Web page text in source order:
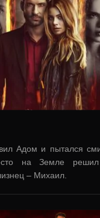
Адом и пытался
на Земле
– Михаил.